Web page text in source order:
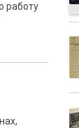
работу